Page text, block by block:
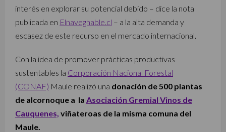
interés en explorar su potencial debido – dice la nota
publicada en Elnaveghable.cl – a la alta demanda y
escasez de este recurso en el mercado internacional.
Con la idea de promover prácticas productivas
sustentables la Corporación Nacional Forestal
(CONAF) Maule realizó una donación de 500 plantas
de alcornoque a la Asociación Gremial Vinos de
Cauquenes, viñateroas de la misma comuna del
Maule.